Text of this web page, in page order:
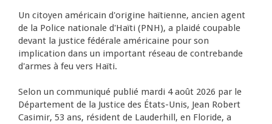
Un citoyen américain d'origine haïtienne, ancien agent
de la Police nationale d'Haïti (PNH), a plaidé coupable
devant la justice fédérale américaine pour son
implication dans un important réseau de contrebande
d'armes à feu vers Haïti.
Selon un communiqué publié mardi 4 août 2026 par le
Département de la Justice des États-Unis, Jean Robert
Casimir, 53 ans, résident de Lauderhill, en Floride, a